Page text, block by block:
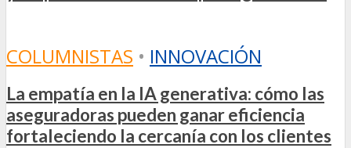
COLUMNISTAS • INNOVACIÓN
La empatía en la IA generativa: cómo las
aseguradoras pueden ganar eficiencia
fortaleciendo la cercanía con los clientes